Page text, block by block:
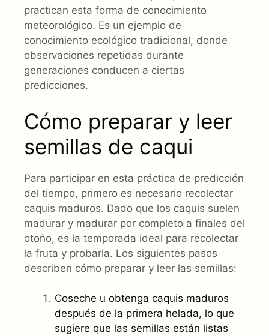
practican esta forma de conocimiento
meteorológico. Es un ejemplo de
conocimiento ecológico tradicional, donde
observaciones repetidas durante
generaciones conducen a ciertas
predicciones.
Cómo preparar y leer
semillas de caqui
Para participar en esta práctica de predicción
del tiempo, primero es necesario recolectar
caquis maduros. Dado que los caquis suelen
madurar y madurar por completo a finales del
otoño, es la temporada ideal para recolectar
la fruta y probarla. Los siguientes pasos
describen cómo preparar y leer las semillas:
Coseche u obtenga caquis maduros
después de la primera helada, lo que
sugiere que las semillas están listas